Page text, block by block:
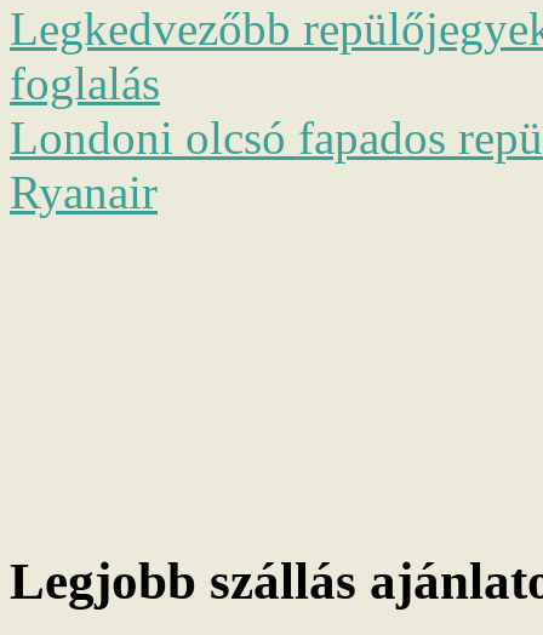
Legkedvezőbb
foglalás
Londoni olcsó fapados
Ryanair
Legjobb szállás